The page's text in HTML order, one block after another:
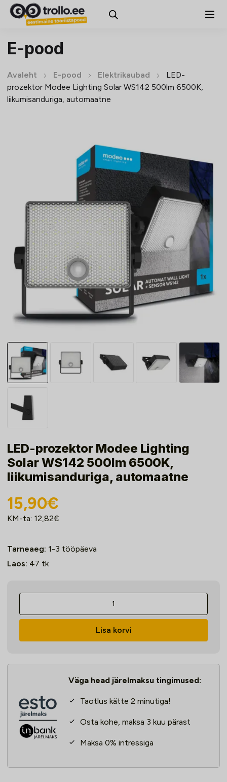
E-pood
Avaleht E-pood Elektrikaubad
LED-
prozektor Modee Lighting Solar WS142 500lm 6500K,
liikumisanduriga, automaatne
LED-prozektor Modee Lighting
Solar WS142 500lm 6500K,
liikumisanduriga, automaatne
15,90€
KM-ta: 12,82€
Tarneaeg: 1-3 tööpäeva
Laos: 47 tk
LED-
Modee
liikumisanduriga,
automaatne
kogus
Lisa korvi
Väga head järelmaksu tingimused:
Taotlus kätte 2 minutiga!
Osta kohe, maksa 3 kuu pärast
Maksa 0% intressiga